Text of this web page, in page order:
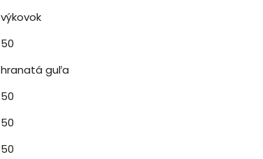
výkovok
50
hranatá guľa
50
50
50